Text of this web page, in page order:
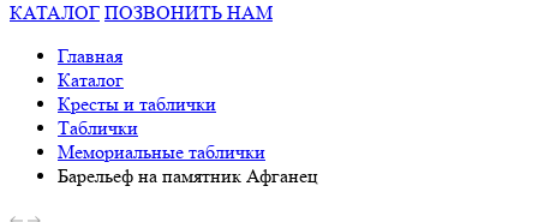
КАТАЛОГ ПОЗВОНИТЬ НАМ
Главная
Каталог
Кресты и таблички
Таблички
Мемориальные таблички
Барельеф на памятник Афганец